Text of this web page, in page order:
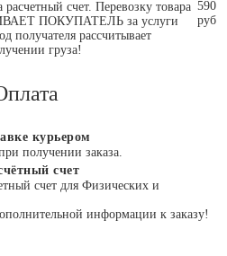
счет. Перевозку товара
ПОКУПАТЕЛЬ за услуги
получателя рассчитывает
груза!
590
руб
курьером
получении заказа.
счет
счет для Физических и
информации к заказу!